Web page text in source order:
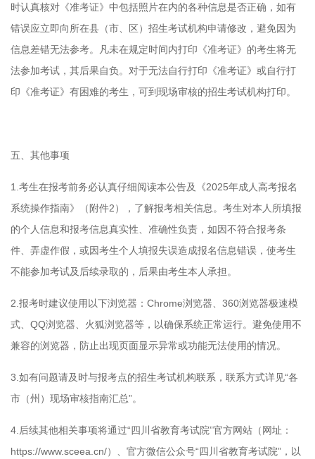
时认真核对《准考证》中包括照片在内的各种信息是否正确，如有
错误应立即向所在县（市、区）招生考试机构申请修改，避免因为
信息差错无法参考。凡未在规定时间内打印《准考证》的考生将无
法参加考试，其后果自负。对于无法自行打印《准考证》或自行打
印《准考证》有困难的考生，可到现场审核的招生考试机构打印。
五、其他事项
1.考生在报考前务必认真仔细阅读本公告及《2025年成人高考报名
系统操作指南》（附件2），了解报考相关信息。考生对本人所填报
的个人信息和报考信息真实性、准确性负责，如因不符合报考条
件、弄虚作假，或因考生个人填报失误造成报名信息错误，使考生
不能参加考试及后续录取的，后果由考生本人承担。
2.报考时建议使用以下浏览器：Chrome浏览器、360浏览器极速模
式、QQ浏览器、火狐浏览器等，以确保系统正常运行。避免使用不
兼容的浏览器，防止出现页面显示异常或功能无法使用的情况。
3.如有问题请及时与报考点的招生考试机构联系，联系方式详见“各
市（州）现场审核指南汇总”。
4.后续其他相关事项将通过“四川省教育考试院”官方网站（网址：
https://www.sceea.cn/）、官方微信公众号“四川省教育考试院”，以